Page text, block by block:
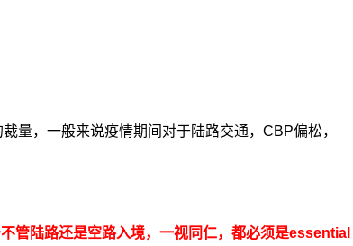
量，一般来说疫情期间对于陆路交通，CBP偏松，
管陆路还是空路入境，一视同仁，都必须是essential